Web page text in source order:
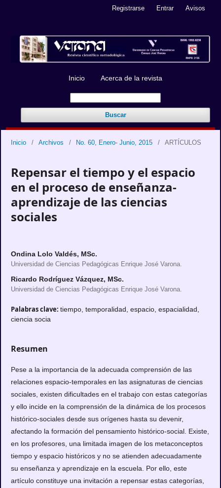
Inicio Acerca de la revista
Buscar
Registrarse Entrar Avisos
Inicio / Archivos / No. 60, Enero- Junio, 2015 / ARTÍCULOS
Repensar el tiempo y el espacio
en el proceso de enseñanza-
aprendizaje de las ciencias
sociales
Ondina Lolo Valdés, MSc.
Universidad de Ciencias Pedagógicas Enrique José Varona.
Ricardo Rodríguez Vázquez, MSc.
Universidad de Ciencias Pedagógicas Enrique José Varona.
Palabras clave: tiempo, temporalidad, espacio, espacialidad,
ciencia socia
Resumen
Pese a la importancia de la adecuada comprensión de las
relaciones espacio-temporales en las asignaturas de ciencias
sociales, existen dificultades en el trabajo con estas categorías
y ello incide en la comprensión de la dinámica de los procesos
histórico-sociales desde sus orígenes hasta su devenir,
afectando la formación del pensamiento histórico-social. Existe,
en los profesores, una limitada imagen de los metaconceptos
tiempo y espacio históricos y no se atienden adecuadamente
su enseñanza y aprendizaje en la escuela. Por ello, este
artículo constituye una invitación a repensar estas categorías,